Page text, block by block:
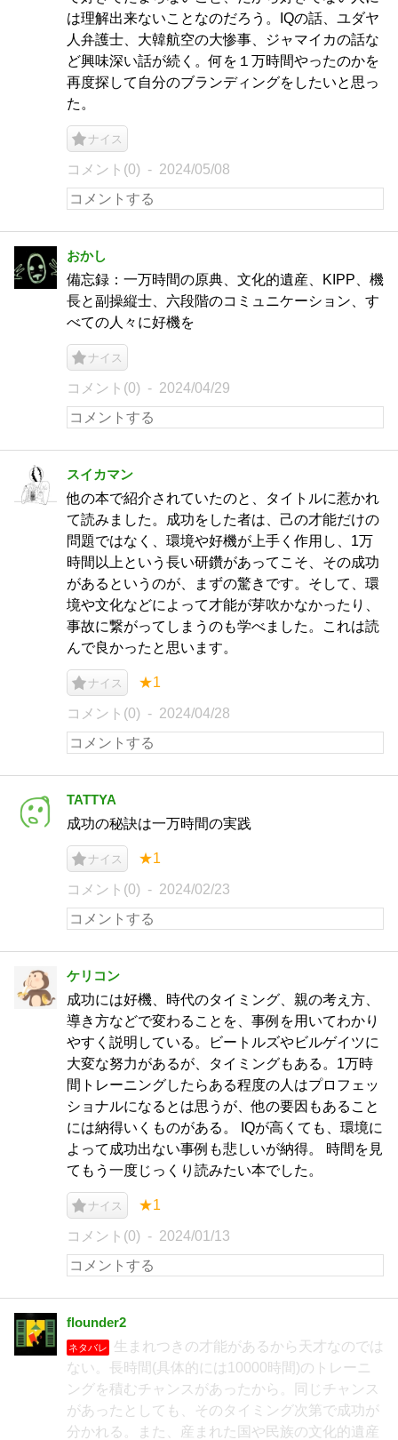
は理解出来ないことなのだろう。IQの話、ユダヤ
人弁護士、大韓航空の大惨事、ジャマイカの話な
ど興味深い話が続く。何を１万時間やったのかを
再度探して自分のブランディングをしたいと思っ
た。
ナイス
コメント(0) 2024/05/08
おかし
備忘録：一万時間の原典、文化的遺産、KIPP、機
長と副操縦士、六段階のコミュニケーション、す
べての人々に好機を
ナイス
コメント(0) 2024/04/29
スイカマン
他の本で紹介されていたのと、タイトルに惹かれ
て読みました。成功をした者は、己の才能だけの
問題ではなく、環境や好機が上手く作用し、1万
時間以上という長い研鑽があってこそ、その成功
があるというのが、まずの驚きです。そして、環
境や文化などによって才能が芽吹かなかったり、
事故に繋がってしまうのも学べました。これは読
んで良かったと思います。
ナイス ★1
コメント(0) 2024/04/28
TATTYA
成功の秘訣は一万時間の実践
ナイス ★1
コメント(0) 2024/02/23
ケリコン
成功には好機、時代のタイミング、親の考え方、
導き方などで変わることを、事例を用いてわかり
やすく説明している。ビートルズやビルゲイツに
大変な努力があるが、タイミングもある。1万時
間トレーニングしたらある程度の人はプロフェッ
ショナルになるとは思うが、他の要因もあること
には納得いくものがある。 IQが高くても、環境に
よって成功出ない事例も悲しいが納得。 時間を見
てもう一度じっくり読みたい本でした。
ナイス ★1
コメント(0) 2024/01/13
flounder2
ネタバレ
生まれつきの才能があるから天才なのでは
ない。長時間(具体的には10000時間)のトレーニ
ングを積むチャンスがあったから。同じチャンス
があったとしても、そのタイミング次第で成功が
分かれる。また、産まれた国や民族の文化的遺産